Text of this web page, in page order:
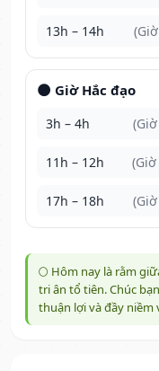
13h – 14h
🌑 Giờ Hắc đạo
3h – 4h
11h – 12h
17h – 18h
🌕 Hôm nay là rằm
tri ân tổ tiên. Chúc
thuận lợi và đầy niềm